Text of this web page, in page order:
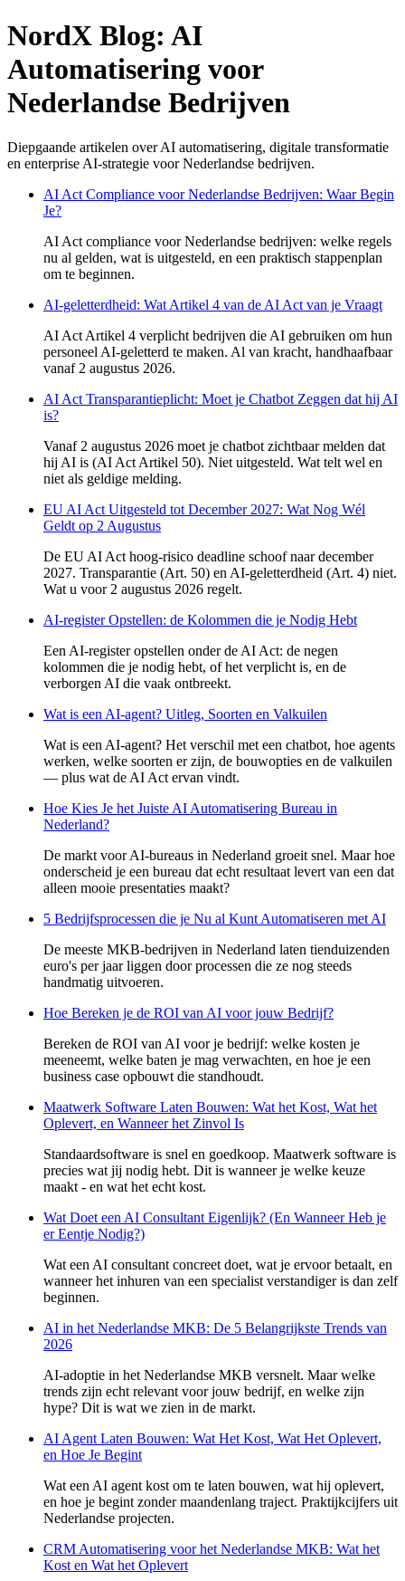
NordX Blog: AI
Automatisering voor
Nederlandse Bedrijven
Diepgaande artikelen over AI automatisering, digitale transformatie
en enterprise AI-strategie voor Nederlandse bedrijven.
AI Act Compliance voor Nederlandse Bedrijven: Waar Begin
Je?
AI Act compliance voor Nederlandse bedrijven: welke regels
nu al gelden, wat is uitgesteld, en een praktisch stappenplan
om te beginnen.
AI-geletterdheid: Wat Artikel 4 van de AI Act van je Vraagt
AI Act Artikel 4 verplicht bedrijven die AI gebruiken om hun
personeel AI-geletterd te maken. Al van kracht, handhaafbaar
vanaf 2 augustus 2026.
AI Act Transparantieplicht: Moet je Chatbot Zeggen dat hij AI
is?
Vanaf 2 augustus 2026 moet je chatbot zichtbaar melden dat
hij AI is (AI Act Artikel 50). Niet uitgesteld. Wat telt wel en
niet als geldige melding.
EU AI Act Uitgesteld tot December 2027: Wat Nog Wél
Geldt op 2 Augustus
De EU AI Act hoog-risico deadline schoof naar december
2027. Transparantie (Art. 50) en AI-geletterdheid (Art. 4) niet.
Wat u voor 2 augustus 2026 regelt.
AI-register Opstellen: de Kolommen die je Nodig Hebt
Een AI-register opstellen onder de AI Act: de negen
kolommen die je nodig hebt, of het verplicht is, en de
verborgen AI die vaak ontbreekt.
Wat is een AI-agent? Uitleg, Soorten en Valkuilen
Wat is een AI-agent? Het verschil met een chatbot, hoe agents
werken, welke soorten er zijn, de bouwopties en de valkuilen
— plus wat de AI Act ervan vindt.
Hoe Kies Je het Juiste AI Automatisering Bureau in
Nederland?
De markt voor AI-bureaus in Nederland groeit snel. Maar hoe
onderscheid je een bureau dat echt resultaat levert van een dat
alleen mooie presentaties maakt?
5 Bedrijfsprocessen die je Nu al Kunt Automatiseren met AI
De meeste MKB-bedrijven in Nederland laten tienduizenden
euro's per jaar liggen door processen die ze nog steeds
handmatig uitvoeren.
Hoe Bereken je de ROI van AI voor jouw Bedrijf?
Bereken de ROI van AI voor je bedrijf: welke kosten je
meeneemt, welke baten je mag verwachten, en hoe je een
business case opbouwt die standhoudt.
Maatwerk Software Laten Bouwen: Wat het Kost, Wat het
Oplevert, en Wanneer het Zinvol Is
Standaardsoftware is snel en goedkoop. Maatwerk software is
precies wat jij nodig hebt. Dit is wanneer je welke keuze
maakt - en wat het echt kost.
Wat Doet een AI Consultant Eigenlijk? (En Wanneer Heb je
er Eentje Nodig?)
Wat een AI consultant concreet doet, wat je ervoor betaalt, en
wanneer het inhuren van een specialist verstandiger is dan zelf
beginnen.
AI in het Nederlandse MKB: De 5 Belangrijkste Trends van
2026
AI-adoptie in het Nederlandse MKB versnelt. Maar welke
trends zijn echt relevant voor jouw bedrijf, en welke zijn
hype? Dit is wat we zien in de markt.
AI Agent Laten Bouwen: Wat Het Kost, Wat Het Oplevert,
en Hoe Je Begint
Wat een AI agent kost om te laten bouwen, wat hij oplevert,
en hoe je begint zonder maandenlang traject. Praktijkcijfers uit
Nederlandse projecten.
CRM Automatisering voor het Nederlandse MKB: Wat het
Kost en Wat het Oplevert